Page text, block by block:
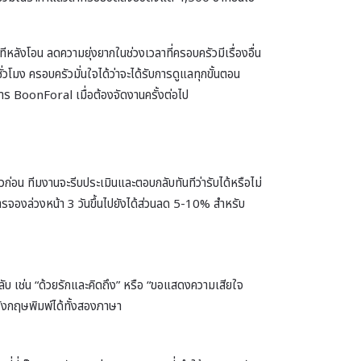
ลังโอน ลดความยุ่งยากในช่วงเวลาที่ครอบครัวมีเรื่องอื่น
ง ครอบครัวมั่นใจได้ว่าจะได้รับการดูแลทุกขั้นตอน
BoonForal เมื่อต้องจัดงานครั้งต่อไป
น ทีมงานจะรีบประเมินและตอบกลับทันทีว่ารับได้หรือไม่
จองล่วงหน้า 3 วันขึ้นไปยังได้ส่วนลด 5-10% สำหรับ
ช่น “ด้วยรักและคิดถึง” หรือ “ขอแสดงความเสียใจ
งกฤษพิมพ์ได้ทั้งสองภาษา